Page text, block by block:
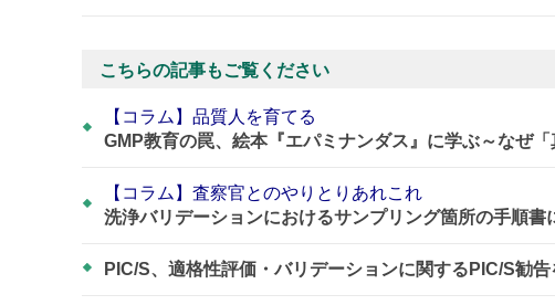
こちらの記事もご覧ください
【コラム】品質人を育てる
GMP教育の罠、絵本『エパミナンダス』に学ぶ～なぜ
【コラム】査察官とのやりとりあれこれ
洗浄バリデーションにおけるサンプリング箇所の手順書
PIC/S、適格性評価・バリデーションに関するPIC/S勧告